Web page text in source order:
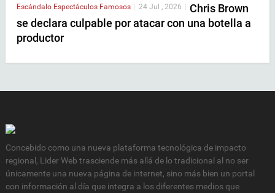
Escándalo Espectáculos Famosos | 24 Jul , 2026 | Chris Brown
se declara culpable por atacar con una botella a
productor
Concebido como una nueva plataforma tecnológica de impacto
regional, Lider Web trasciende más allá de lo tradicional al no ser
únicamente una nueva página de internet, sino más bien un portal
con información al día que integra a los diferentes medios que